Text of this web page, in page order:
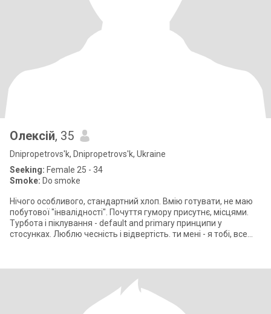
Олексій, 35
Dnipropetrovs'k, Dnipropetrovs'k, Ukraine
Seeking: Female 25 - 34
Smoke: Do smoke
Нічого особливого, стандартний хлоп. Вмію готувати, не маю
побутової "інвалідності". Почуття гумору присутнє, місцями.
Турбота і піклування - default and primary принципи у
стосунках. Люблю чесність і відвертість. ти мені - я тобі, все